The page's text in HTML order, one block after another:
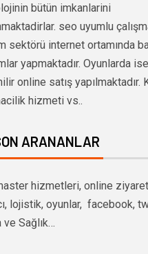
bütün imkanlarini
seo uyumlu
sektörü internet ortamında
yapmaktadır. Oyunlarda ise
online satış yapılmaktadır.
hizmeti vs..
ARANANLAR
hizmetleri, online
lojistik, oyunlar, facebook,
ve Sağlık…